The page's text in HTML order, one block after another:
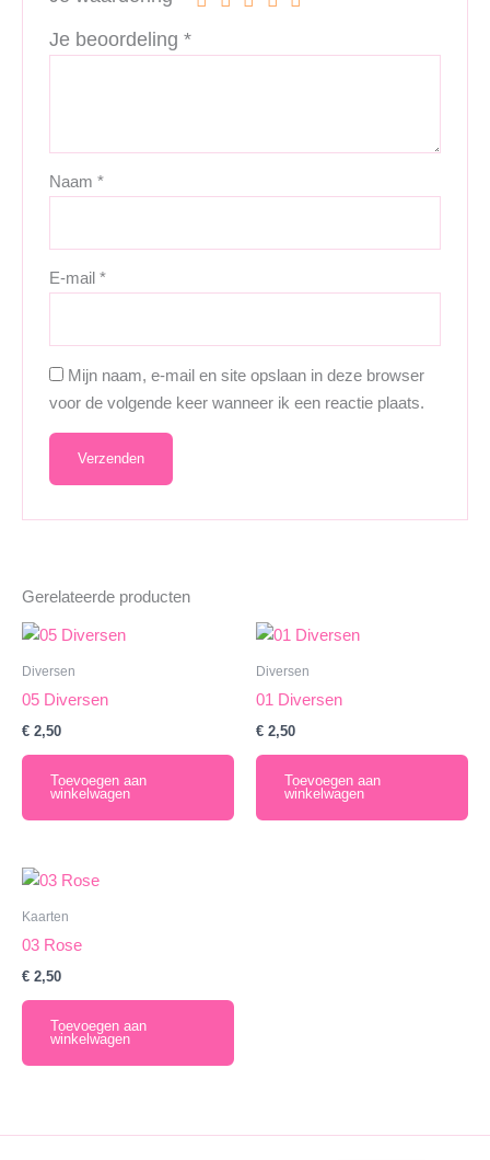
Je beoordeling*
Naam*
E-mail*
Mijn naam, e-mail en site opslaan in deze browser
voor de volgende keer wanneer ik een reactie plaats.
Gerelateerde producten
Diversen
05 Diversen
€ 2,50
Toevoegen aan
winkelwagen
Diversen
01 Diversen
€ 2,50
Toevoegen aan
winkelwagen
Kaarten
03 Rose
€ 2,50
Toevoegen aan
winkelwagen